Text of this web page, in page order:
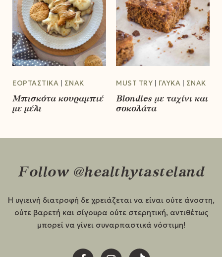
ΕΟΡΤΑΣΤΙΚΆ ΣΝΑΚ
Μπισκότα κουραμπιέ
με μέλι
MUST TRY ΓΛΥΚΆ ΣΝΑΚ
Blondies με ταχίνι και
σοκολάτα
Follow @healthytasteland
Η υγιεινή διατροφή δε χρειάζεται να είναι ούτε άνοστη,
ούτε βαρετή και σίγουρα ούτε στερητική, αντιθέτως
μπορεί να γίνει συναρπαστικά νόστιμη!